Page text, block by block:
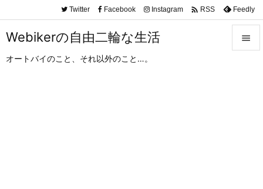
Webikerの自由二輪な生活
オートバイのこと、それ以外のこと…。

Twitter Facebook Instagram  RSS Feedly